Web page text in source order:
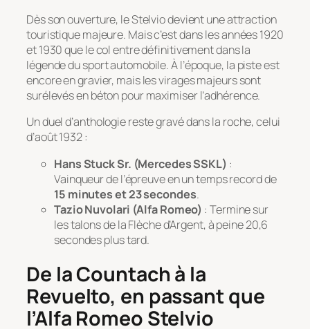
Dès son ouverture, le Stelvio devient une attraction
touristique majeure. Mais c’est dans les années 1920
et 1930 que le col entre définitivement dans la
légende du sport automobile. À l’époque, la piste est
encore en gravier, mais les virages majeurs sont
surélevés en béton pour maximiser l’adhérence.
Un duel d’anthologie reste gravé dans la roche, celui
d’août 1932 :
Hans Stuck Sr. (Mercedes SSKL) :
Vainqueur de l’épreuve en un temps record de
15 minutes et 23 secondes.
Tazio Nuvolari (Alfa Romeo) : Termine sur
les talons de la Flèche d’Argent, à peine 20,6
secondes plus tard.
De la Countach à la
Revuelto, en passant que
l’Alfa Romeo Stelvio